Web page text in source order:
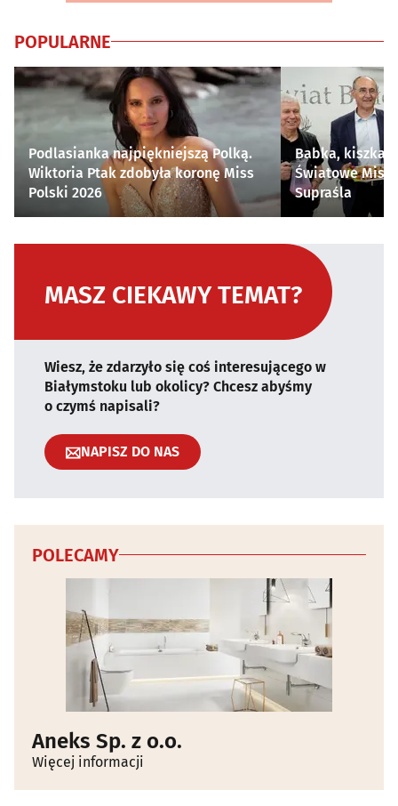
POPULARNE
Podlasianka najpiękniejszą Polką.
Wiktoria Ptak zdobyła koronę Miss
Polski 2026
Babka, kiszka i
Światowe
Supraśla
MASZ CIEKAWY TEMAT?
Wiesz, że zdarzyło się coś interesującego w
Białymstoku lub okolicy? Chcesz abyśmy
o czymś napisali?
NAPISZ DO NAS
POLECAMY
Aneks Sp. z o.o.
Więcej informacji